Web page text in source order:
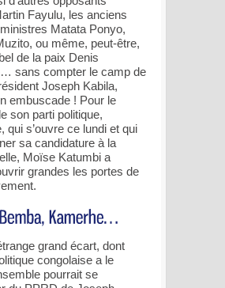
Fayulu, les anciens
Matata Ponyo,
ou même, peut-être,
de la paix Denis
sans compter le camp de
Joseph Kabila,
embuscade ! Pour le
son parti politique,
qui s’ouvre ce lundi et qui
sa candidature à la
Moïse Katumbi a
grandes les portes de
grand écart, dont
congolaise a le
pourrait se